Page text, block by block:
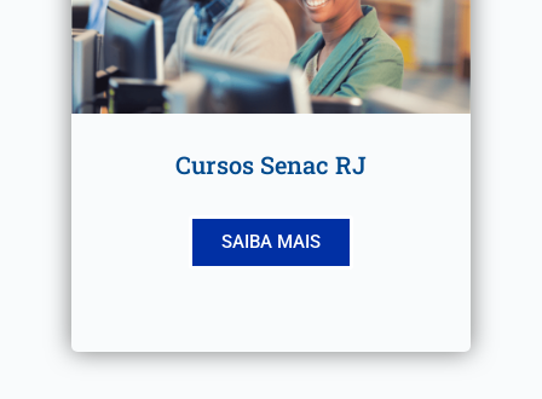
Cursos Senac RJ
SAIBA MAIS